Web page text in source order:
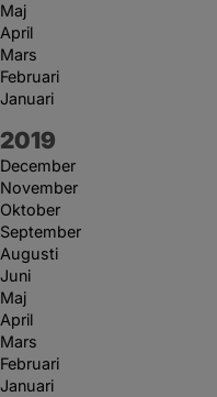
Maj
April
Mars
Februari
Januari
År:
2019
December
November
Oktober
September
Augusti
Juni
Maj
April
Mars
Februari
Januari